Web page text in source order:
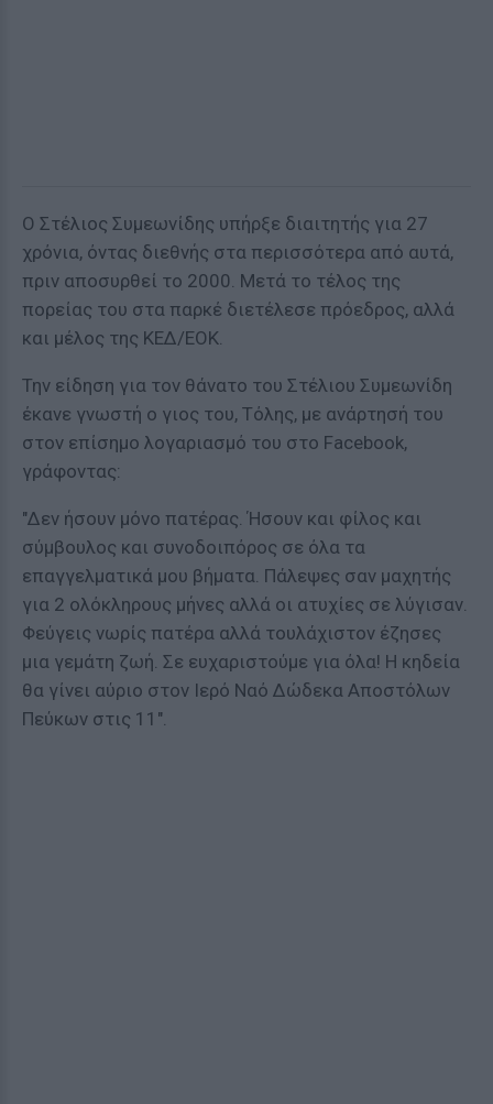
Ο Στέλιος Συμεωνίδης υπήρξε διαιτητής για 27
χρόνια, όντας διεθνής στα περισσότερα από αυτά,
πριν αποσυρθεί το 2000. Μετά το τέλος της
πορείας του στα παρκέ διετέλεσε πρόεδρος, αλλά
και μέλος της ΚΕΔ/ΕΟΚ.
Την είδηση για τον θάνατο του Στέλιου Συμεωνίδη
έκανε γνωστή ο γιος του, Τόλης, με ανάρτησή του
στον επίσημο λογαριασμό του στο Facebook,
γράφοντας:
"Δεν ήσουν μόνο πατέρας. Ήσουν και φίλος και
σύμβουλος και συνοδοιπόρος σε όλα τα
επαγγελματικά μου βήματα. Πάλεψες σαν μαχητής
για 2 ολόκληρους μήνες αλλά οι ατυχίες σε λύγισαν.
Φεύγεις νωρίς πατέρα αλλά τουλάχιστον έζησες
μια γεμάτη ζωή. Σε ευχαριστούμε για όλα! Η κηδεία
θα γίνει αύριο στον Ιερό Ναό Δώδεκα Αποστόλων
Πεύκων στις 11".